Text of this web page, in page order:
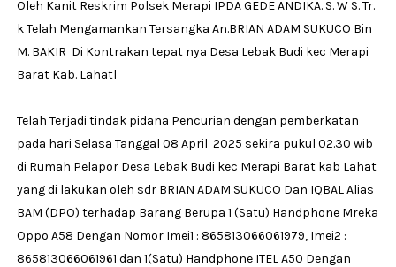
Oleh Kanit Reskrim Polsek Merapi IPDA GEDE ANDIKA. S. W S. Tr.
k Telah Mengamankan Tersangka An.BRIAN ADAM SUKUCO Bin
M. BAKIR Di Kontrakan tepat nya Desa Lebak Budi kec Merapi
Barat Kab. Lahatl
Telah Terjadi tindak pidana Pencurian dengan pemberkatan
pada hari Selasa Tanggal 08 April 2025 sekira pukul 02.30 wib
di Rumah Pelapor Desa Lebak Budi kec Merapi Barat kab Lahat
yang di lakukan oleh sdr BRIAN ADAM SUKUCO Dan IQBAL Alias
BAM (DPO) terhadap Barang Berupa 1 (Satu) Handphone Mreka
Oppo A58 Dengan Nomor Imei1 : 865813066061979, Imei2 :
865813066061961 dan 1(Satu) Handphone ITEL A50 Dengan